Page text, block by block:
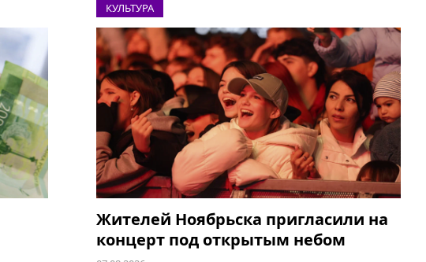
КУЛЬТУРА
Жителей Ноябрьска пригласили на
концерт под открытым небом